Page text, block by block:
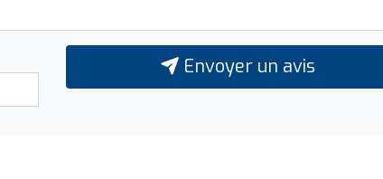
Envoyer un avis